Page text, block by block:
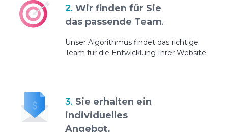
2. Wir finden für Sie
das passende Team.
Unser Algorithmus findet das richtige
Team für die Entwicklung Ihrer Website.
3. Sie erhalten ein
individuelles
Angebot.